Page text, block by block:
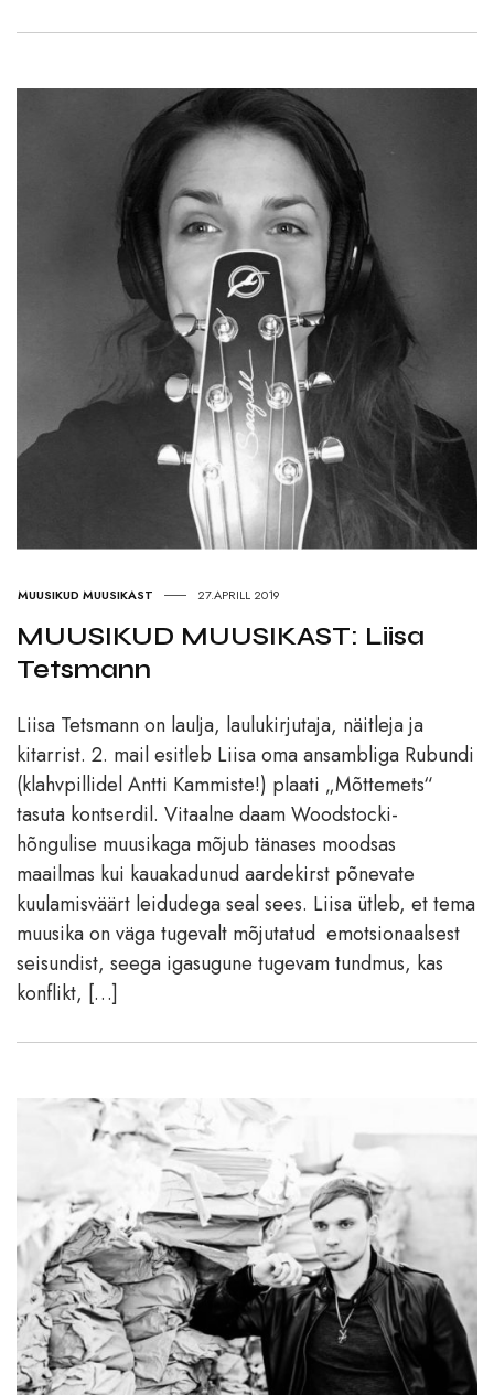
MUUSIKUD MUUSIKAST 27.APRILL 2019
MUUSIKUD MUUSIKAST: Liisa
Tetsmann
Liisa Tetsmann on laulja, laulukirjutaja, näitleja ja
kitarrist. 2. mail esitleb Liisa oma ansambliga Rubundi
(klahvpillidel Antti Kammiste!) plaati „Mõttemets“
tasuta kontserdil. Vitaalne daam Woodstocki-
hõngulise muusikaga mõjub tänases moodsas
maailmas kui kauakadunud aardekirst põnevate
kuulamisväärt leidudega seal sees. Liisa ütleb, et tema
muusika on väga tugevalt mõjutatud emotsionaalsest
seisundist, seega igasugune tugevam tundmus, kas
konflikt, […]